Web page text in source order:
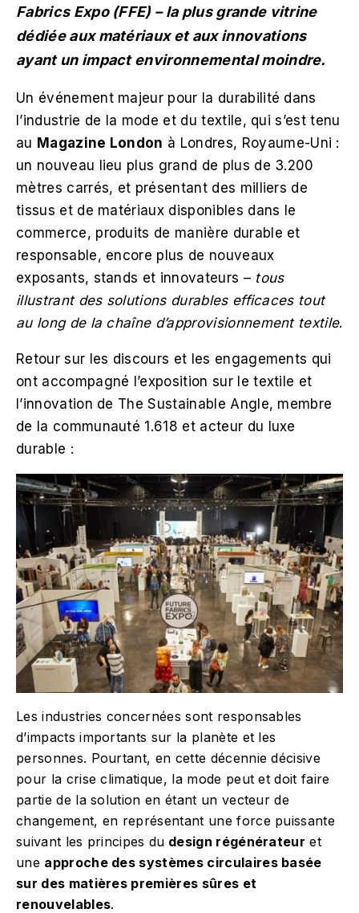
Fabrics Expo (FFE) – la plus grande vitrine
dédiée aux matériaux et aux innovations
ayant un impact environnemental moindre.
Un événement majeur pour la durabilité dans
l’industrie de la mode et du textile, qui s’est tenu
au Magazine London à Londres, Royaume-Uni :
un nouveau lieu plus grand de plus de 3.200
mètres carrés, et présentant des milliers de
tissus et de matériaux disponibles dans le
commerce, produits de manière durable et
responsable, encore plus de nouveaux
exposants, stands et innovateurs – tous
illustrant des solutions durables efficaces tout
au long de la chaîne d’approvisionnement textile.
Retour sur les discours et les engagements qui
ont accompagné l’exposition sur le textile et
l’innovation de The Sustainable Angle, membre
de la communauté 1.618 et acteur du luxe
durable :
Les industries concernées sont responsables
d’impacts importants sur la planète et les
personnes. Pourtant, en cette décennie décisive
pour la crise climatique, la mode peut et doit faire
partie de la solution en étant un vecteur de
changement, en représentant une force puissante
suivant les principes du design régénérateur et
une approche des systèmes circulaires basée
sur des matières premières sûres et
renouvelables.